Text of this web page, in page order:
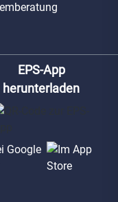
EPS-App
herunterladen